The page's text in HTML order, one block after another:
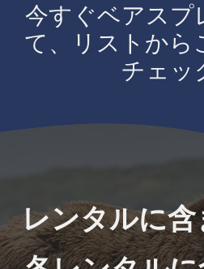
今すぐベアスプ
て、リストから
チェッ
レンタルに